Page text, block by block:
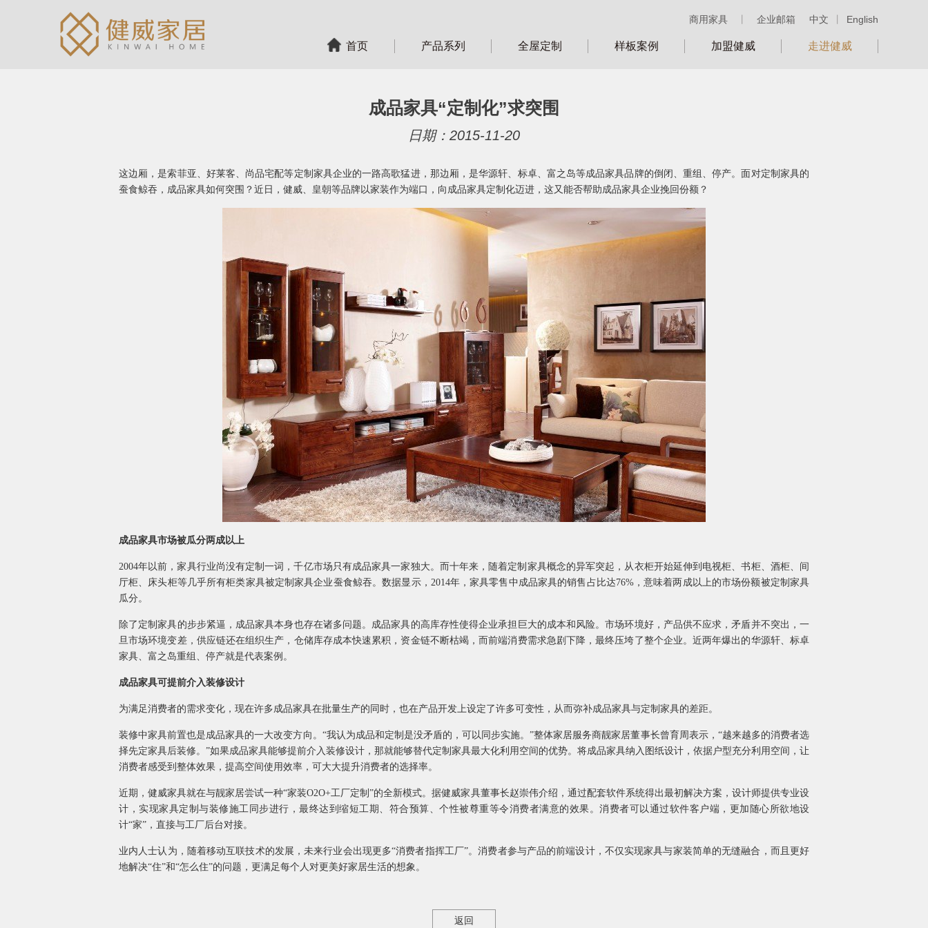
中文 English
商用家具 企业邮箱
首页 产品系列 全屋定制 样板案例 加盟健威 走进健威
成品家具“定制化”求突围
日期：2015-11-20
这边厢，是索菲亚、好莱客、尚品宅配等定制家具企业的一路高歌猛进，那边厢，是华源轩、标卓、富之岛等成品家具品牌的倒闭、重组、停产。面对定制家具的
蚕食鲸吞，成品家具如何突围？近日，健威、皇朝等品牌以家装作为端口，向成品家具定制化迈进，这又能否帮助成品家具企业挽回份额？
成品家具市场被瓜分两成以上
2004年以前，家具行业尚没有定制一词，千亿市场只有成品家具一家独大。而十年来，随着定制家具概念的异军突起，从衣柜开始延伸到电视柜、书柜、酒柜、间
厅柜、床头柜等几乎所有柜类家具被定制家具企业蚕食鲸吞。数据显示，2014年，家具零售中成品家具的销售占比达76%，意味着两成以上的市场份额被定制家具
瓜分。
除了定制家具的步步紧逼，成品家具本身也存在诸多问题。成品家具的高库存性使得企业承担巨大的成本和风险。市场环境好，产品供不应求，矛盾并不突出，一
旦市场环境变差，供应链还在组织生产，仓储库存成本快速累积，资金链不断枯竭，而前端消费需求急剧下降，最终压垮了整个企业。近两年爆出的华源轩、标卓
家具、富之岛重组、停产就是代表案例。
成品家具可提前介入装修设计
为满足消费者的需求变化，现在许多成品家具在批量生产的同时，也在产品开发上设定了许多可变性，从而弥补成品家具与定制家具的差距。
装修中家具前置也是成品家具的一大改变方向。“我认为成品和定制是没矛盾的，可以同步实施。”整体家居服务商靓家居董事长曾育周表示，“越来越多的消费者选
择先定家具后装修。”如果成品家具能够提前介入装修设计，那就能够替代定制家具最大化利用空间的优势。将成品家具纳入图纸设计，依据户型充分利用空间，让
消费者感受到整体效果，提高空间使用效率，可大大提升消费者的选择率。
近期，健威家具就在与靓家居尝试一种“家装O2O+工厂定制”的全新模式。据健威家具董事长赵崇伟介绍，通过配套软件系统得出最初解决方案，设计师提供专业设
计，实现家具定制与装修施工同步进行，最终达到缩短工期、符合预算、个性被尊重等令消费者满意的效果。消费者可以通过软件客户端，更加随心所欲地设
计“家”，直接与工厂后台对接。
业内人士认为，随着移动互联技术的发展，未来行业会出现更多“消费者指挥工厂”。消费者参与产品的前端设计，不仅实现家具与家装简单的无缝融合，而且更好
地解决“住”和“怎么住”的问题，更满足每个人对更美好家居生活的想象。
返回